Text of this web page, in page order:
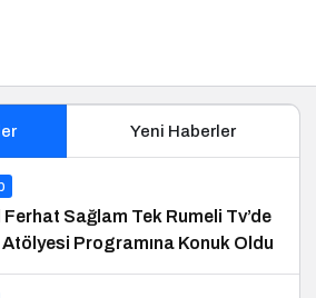
Yeni Haberler
Ferhat Sağlam Tek Rumeli Tv’de
Programına Konuk Oldu